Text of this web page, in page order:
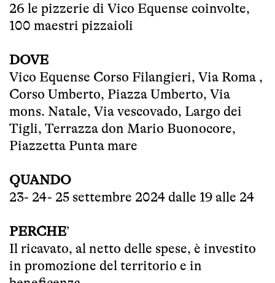
26 le pizzerie di Vico Equense coinvolte,
100 maestri pizzaioli
DOVE
Vico Equense Corso Filangieri, Via Roma ,
Corso Umberto, Piazza Umberto, Via
mons. Natale, Via vescovado, Largo dei
Tigli, Terrazza don Mario Buonocore,
Piazzetta Punta mare
QUANDO
23- 24- 25 settembre 2024 dalle 19 alle 24
PERCHE’
Il ricavato, al netto delle spese, è investito
in promozione del territorio e in